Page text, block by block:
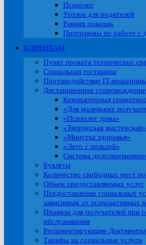
Психолог
Уголок для родителей
Ранняя помощь
Программы по работе с
КЛИЕНТАМ
Пункт проката технических
Социальная гостиница
Противодействие IT-
Дистанционное сопровождение
Компьютерная
«Для маленьких
«Психолог дома»
«Творческая мастерская»
«Минутка здоровья»
«Лето с пользой»
Система
Буклеты
Количество свободных мест
Объем предоставляемых услуг
Предоставление социальных
зависимым от психоактивных
Правила для получателей при
обслуживании
Регламентирующие Документы
Тарифы на социальные услуги